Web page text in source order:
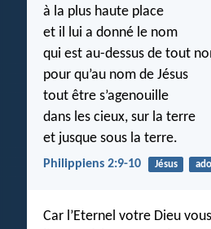
à la plus haute place
et il lui a donné le nom
qui est au-dessus de tout
pour qu’au nom de Jésus
tout être s’agenouille
dans les cieux, sur la terre
et jusque sous la terre.
Philippiens 2:9-10 Jésus
Car l’Eternel votre Dieu